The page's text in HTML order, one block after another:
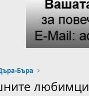
Бъра
любимци